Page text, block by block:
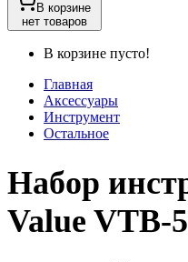
В корзине
нет товаров
В корзине пусто!
Главная
Аксессуары
Инструмент
Остальное
Набор
Value VTB-